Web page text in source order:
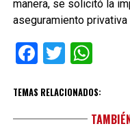
manera, se solicitó la
aseguramiento
Facebook
Twitter
TEMAS RELACIONADOS: